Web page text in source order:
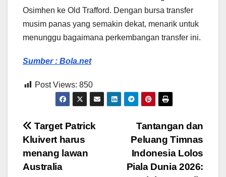
Osimhen ke Old Trafford. Dengan bursa transfer
musim panas yang semakin dekat, menarik untuk
menunggu bagaimana perkembangan transfer ini.
Sumber : Bola.net
Post Views: 850
Post
navigation
Tantangan dan
Peluang Timnas
Indonesia Lolos
Piala Dunia 2026:
Target Patrick
Kluivert harus
menang lawan
Australia